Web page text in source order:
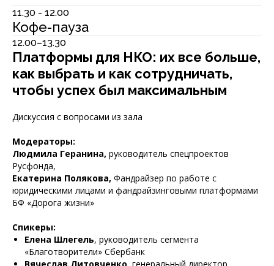
11.30 - 12.00
Кофе-пауза
12.00–13.30
Платформы для НКО: их все больше,
как выбрать и как сотрудничать,
чтобы успех был максимальным
Дискуссия с вопросами из зала
Модераторы:
Людмила Геранина, руководитель спецпроектов
Русфонда,
Екатерина Полякова, Фандрайзер по работе с
юридическими лицами и фандрайзинговыми платформами
БФ «Дорога жизни»
Спикеры:
Елена Шлегель, руководитель сегмента
«Благотворители» Сбербанк